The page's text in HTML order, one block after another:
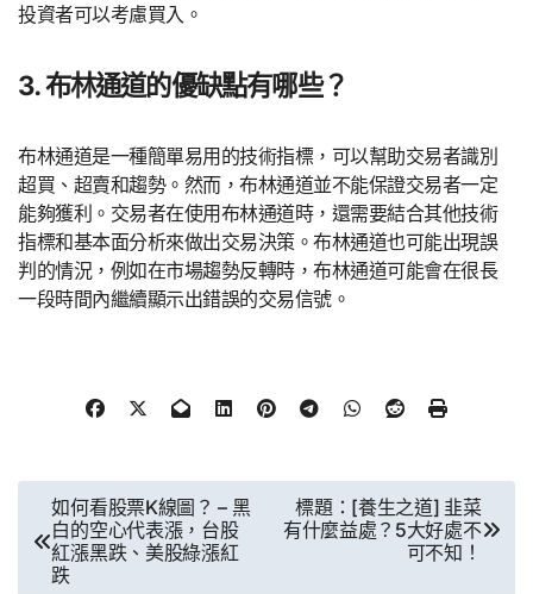
投資者可以考慮買入。
3. 布林通道的優缺點有哪些？
布林通道是一種簡單易用的技術指標，可以幫助交易者識別
超買、超賣和趨勢。然而，布林通道並不能保證交易者一定
能夠獲利。交易者在使用布林通道時，還需要結合其他技術
指標和基本面分析來做出交易決策。布林通道也可能出現誤
判的情況，例如在市場趨勢反轉時，布林通道可能會在很長
一段時間內繼續顯示出錯誤的交易信號。
章
如何看股票K線圖？ – 黑
白的空心代表漲，台股
紅漲黑跌、美股綠漲紅
跌
標題：[養生之道] 韭菜
有什麼益處？5大好處不
可不知！